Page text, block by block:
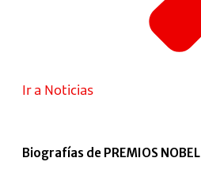
Ir a Noticias
Biografías de PREMIOS NOBEL